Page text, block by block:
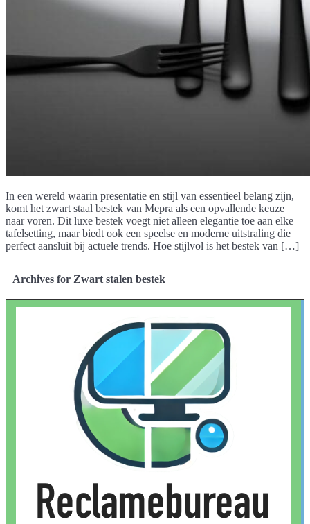
In een wereld waarin presentatie en stijl van essentieel belang zijn,
komt het zwart staal bestek van Mepra als een opvallende keuze
naar voren. Dit luxe bestek voegt niet alleen elegantie toe aan elke
tafelsetting, maar biedt ook een speelse en moderne uitstraling die
perfect aansluit bij actuele trends. Hoe stijlvol is het bestek van […]
Archives for Zwart stalen bestek